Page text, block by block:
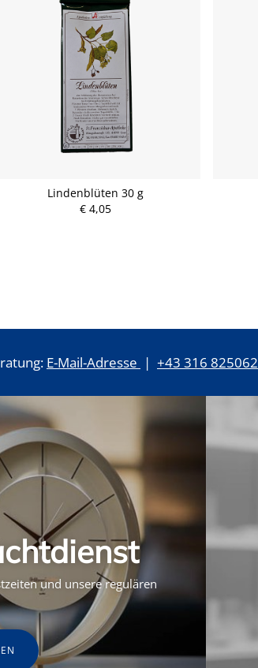
Lindenblüten 30 g
€ 4,05
E-Mail-Adresse | +43 316 825062
und unsere regulären